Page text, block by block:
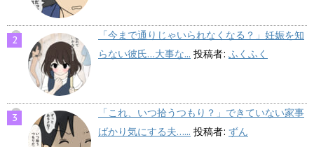
「今まで通りじゃいられなくなる？」妊娠を知
らない彼氏…大事な... 投稿者: ふくふく
「これ、いつ拾うつもり？」できていない家事
ばかり気にする夫…... 投稿者: ずん